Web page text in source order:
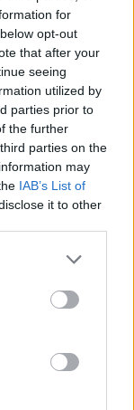
for
opt-out
that after your
seeing
utilized by
parties prior to
the further
parties on the
may
IAB’s List of
it to other
more Google
may click to
party tags to
below Google
για
ογκρατέν